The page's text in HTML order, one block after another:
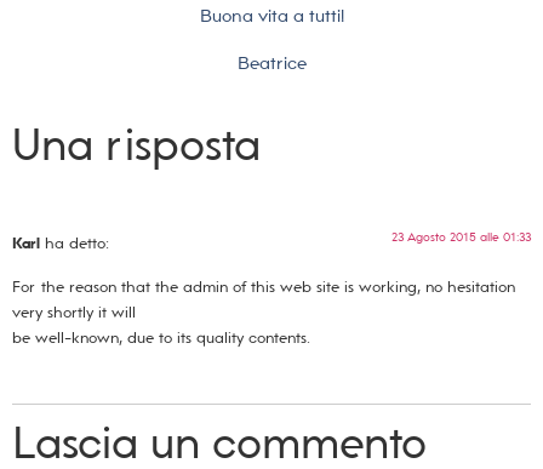
Buona vita a tutti!
Beatrice
Una risposta
Karl ha detto: 23 Agosto 2015 alle 01:33
For the reason that the admin of this web site is working, no hesitation
very shortly it will
be well-known, due to its quality contents.
Lascia un commento